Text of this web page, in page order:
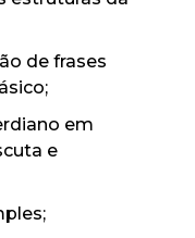
de frases
em
e